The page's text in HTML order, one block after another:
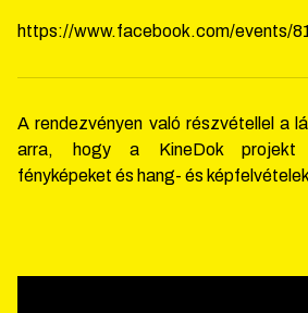
https://www.facebook.com/events/
A rendezvényen való részvétellel a
arra, hogy a KineDok projekt
fényképeket és hang- és